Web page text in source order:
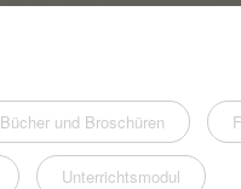
Bücher und Broschüren
Unterrichtsmodul